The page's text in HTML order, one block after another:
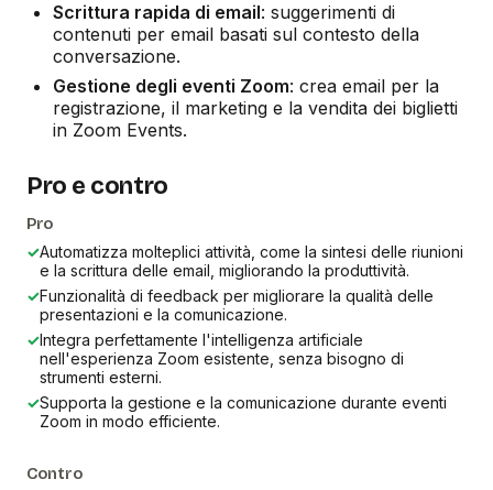
Scrittura rapida di email: suggerimenti di
contenuti per email basati sul contesto della
conversazione.
Gestione degli eventi Zoom: crea email per la
registrazione, il marketing e la vendita dei biglietti
in Zoom Events.
Pro e contro
Pro
✓Automatizza molteplici attività, come la sintesi delle riunioni
e la scrittura delle email, migliorando la produttività.
✓Funzionalità di feedback per migliorare la qualità delle
presentazioni e la comunicazione.
✓Integra perfettamente l'intelligenza artificiale
nell'esperienza Zoom esistente, senza bisogno di
strumenti esterni.
✓Supporta la gestione e la comunicazione durante eventi
Zoom in modo efficiente.
Contro